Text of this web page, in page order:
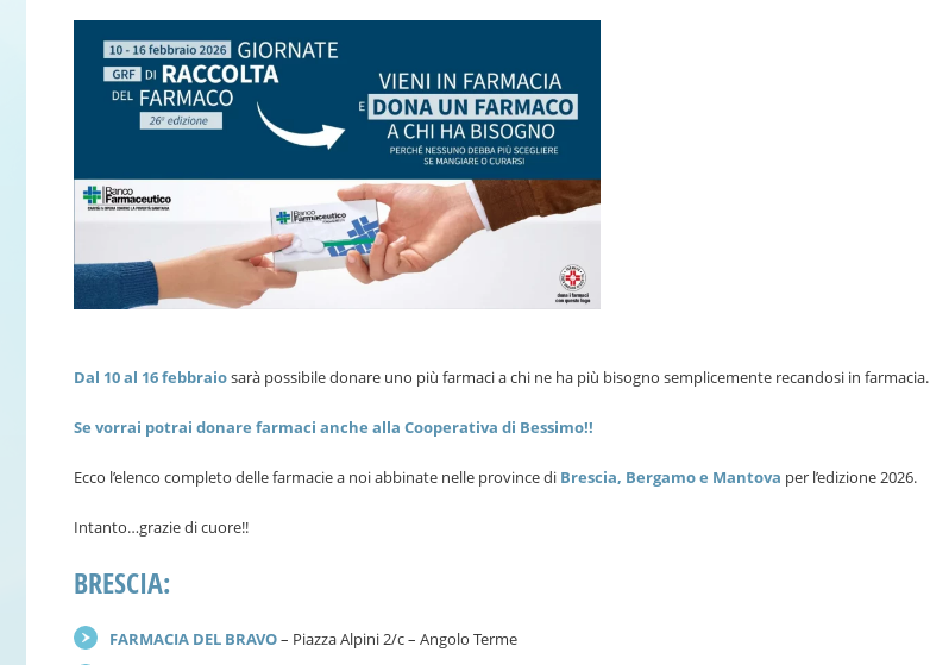
Dal 10 al 16 febbraiosarà possibile donare uno più farmaci a chi ne ha più bisogno semplicemente recandosi in farmacia.
Se vorrai potrai donare farmaci anche alla Cooperativa di Bessimo!!
Ecco l’elenco completo delle farmacie a noi abbinate nelle province di Brescia, Bergamo e Mantova per l’edizione 2026.
Intanto…grazie di cuore!!
BRESCIA:
FARMACIA DEL BRAVO– Piazza Alpini 2/c – Angolo Terme